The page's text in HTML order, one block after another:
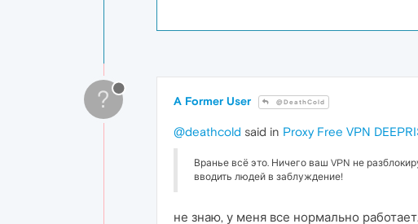
? A Former User @DeathCold
@deathcold said in Proxy Free VPN
Вранье всё это. Ничего ваш VPN не
вводить людей в заблуждение!
не знаю, у меня все нормально работает.